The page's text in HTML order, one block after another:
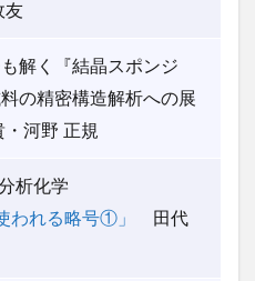
友
も解く『結晶スポンジ
の精密構造解析への展
河野 正規
析化学
われる略号①」
田代